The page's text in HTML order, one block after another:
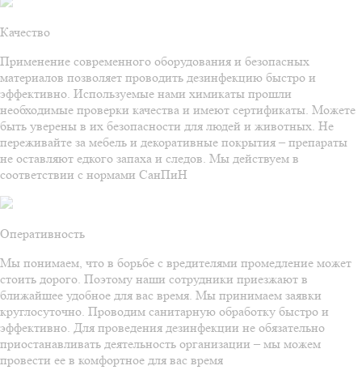
Качество
Применение современного оборудования и безопасных
материалов позволяет проводить дезинфекцию быстро и
эффективно. Используемые нами химикаты прошли
необходимые проверки качества и имеют сертификаты. Можете
быть уверены в их безопасности для людей и животных. Не
переживайте за мебель и декоративные покрытия – препараты
не оставляют едкого запаха и следов. Мы действуем в
соответствии с нормами СанПиН
Оперативность
Мы понимаем, что в борьбе с вредителями промедление может
стоить дорого. Поэтому наши сотрудники приезжают в
ближайшее удобное для вас время. Мы принимаем заявки
круглосуточно. Проводим санитарную обработку быстро и
эффективно. Для проведения дезинфекции не обязательно
приостанавливать деятельность организации – мы можем
провести ее в комфортное для вас время